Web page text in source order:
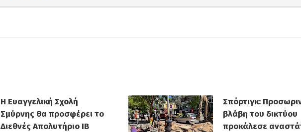
Η Ευαγγελική Σχολή
Σμύρνης θα προσφέρει το
Διεθνές Απολυτήριο IB
Σπόρτιγκ:
βλάβη του δικτύου
προκάλεσε